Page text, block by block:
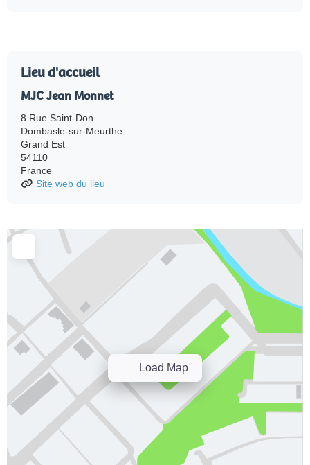
Lieu d'accueil
MJC Jean Monnet
8 Rue Saint-Don
Dombasle-sur-Meurthe
Grand Est
54110
France
Site web du lieu
Load Map